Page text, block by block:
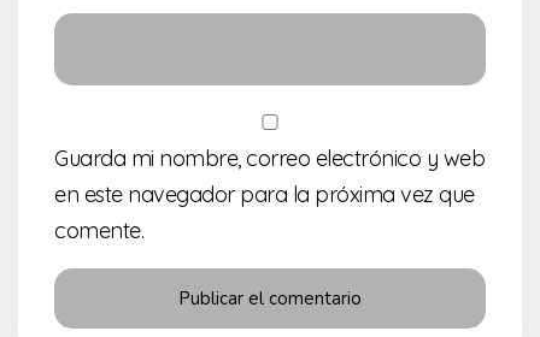
Guarda mi nombre, correo electrónico y web
en este navegador para la próxima vez que
comente.